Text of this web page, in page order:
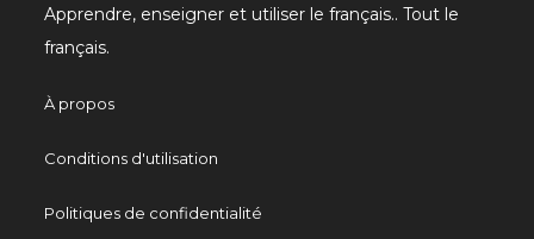
Apprendre, enseigner et utiliser le français.. Tout le
français.
À propos
Conditions d'utilisation
Politiques de confidentialité